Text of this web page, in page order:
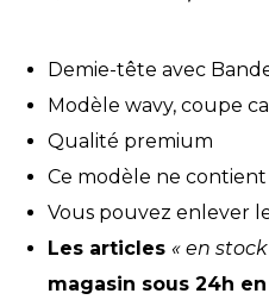
initial
était :
220,00
Demie-tête avec
Modèle wavy, coupe
Qualité premium
Ce modèle ne contient
Vous pouvez enlever
Les articles « en stock
magasin sous 24h